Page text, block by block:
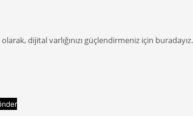
olarak, dijital varlığınızı güçlendirmeniz için